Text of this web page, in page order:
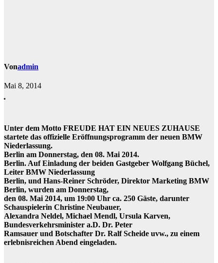
Vonadmin
Mai 8, 2014
Unter dem Motto FREUDE HAT EIN NEUES ZUHAUSE
startete das offizielle Eröffnungsprogramm der neuen BMW
Niederlassung.
Berlin am Donnerstag, den 08. Mai 2014.
Berlin. Auf Einladung der beiden Gastgeber Wolfgang Büchel,
Leiter BMW Niederlassung
Berlin, und Hans-Reiner Schröder, Direktor Marketing BMW
Berlin, wurden am Donnerstag,
den 08. Mai 2014, um 19:00 Uhr ca. 250 Gäste, darunter
Schauspielerin Christine Neubauer,
Alexandra Neldel, Michael Mendl, Ursula Karven,
Bundesverkehrsminister a.D. Dr. Peter
Ramsauer und Botschafter Dr. Ralf Scheide uvw., zu einem
erlebnisreichen Abend eingeladen.